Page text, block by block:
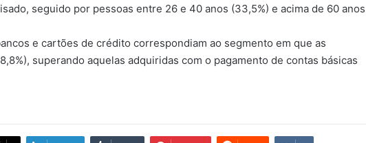
seguido por pessoas entre 26 e 40 anos (33,5%) e acima de 60 anos
e cartões de crédito correspondiam ao segmento em que as
superando aquelas adquiridas com o pagamento de contas básicas